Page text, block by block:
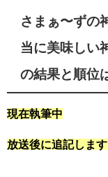
さまぁ〜ずの
当に美味しい
の結果と順位
現在執筆中
放送後に追記します